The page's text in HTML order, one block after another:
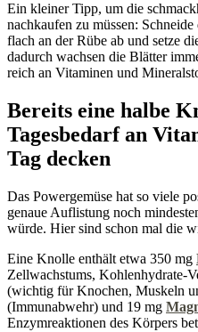
Ein kleiner Tipp, um die
nachkaufen zu müssen:
flach an der Rübe ab und setze
dadurch wachsen die Blätter
reich an Vitaminen und
Bereits eine halbe
Tagesbedarf an
Tag decken
Das Powergemüse hat so viele
genaue Auflistung noch
würde. Hier sind schon mal die
Eine Knolle enthält etwa 350 mg
Zellwachstums, Kohlenhydrate-
(wichtig für Knochen, Muskeln
(Immunabwehr) und 19 mg
Enzymreaktionen des Körpers